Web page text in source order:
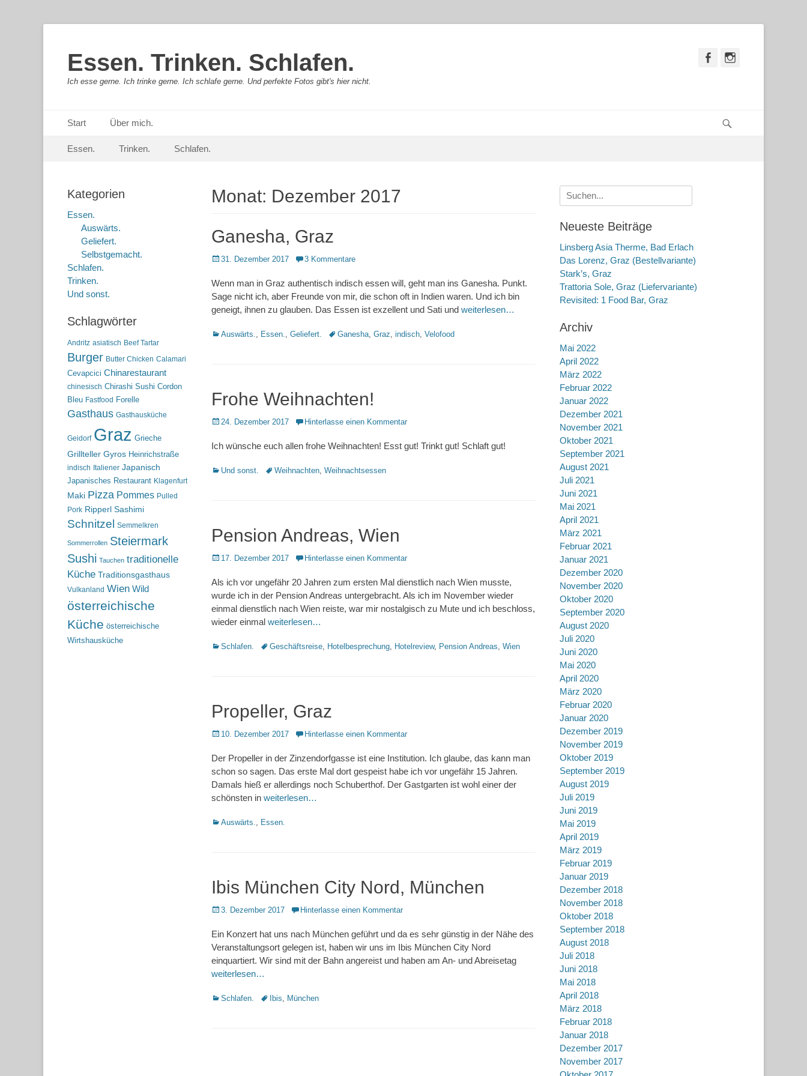
Essen. Trinken. Schlafen.
Ich esse gerne. Ich trinke gerne. Ich schlafe gerne. Und perfekte Fotos gibt's hier nicht.
Facebook
Primäres Menü
zum
Start Über mich.
Sekundär-Menü
zum
Essen. Trinken. Schlafen.
Monat: Dezember 2017
Ganesha, Graz
Posted
31. Dezember 2017 3 Kommentare
Wenn man in Graz authentisch indisch essen will, geht man ins Ganesha. Punkt.
Sage nicht ich, aber Freunde von mir, die schon oft in Indien waren. Und ich bin
geneigt, ihnen zu glauben. Das Essen ist exzellent und Sati und weiterlesen…
Kategorien
Auswärts., Essen., Geliefert. Schlagworte
Ganesha, Graz, indisch, Velofood
Frohe Weihnachten!
Posted
24. Dezember 2017 Hinterlasse einen Kommentar
Ich wünsche euch allen frohe Weihnachten! Esst gut! Trinkt gut! Schlaft gut!
Kategorien
Und sonst. Schlagworte
Weihnachten, Weihnachtsessen
Pension Andreas, Wien
Posted
17. Dezember 2017 Hinterlasse einen Kommentar
Als ich vor ungefähr 20 Jahren zum ersten Mal dienstlich nach Wien musste,
wurde ich in der Pension Andreas untergebracht. Als ich im November wieder
einmal dienstlich nach Wien reiste, war mir nostalgisch zu Mute und ich beschloss,
wieder einmal weiterlesen…
Kategorien
Schlafen. Schlagworte
Geschäftsreise, Hotelbesprechung, Hotelreview, Pension Andreas, Wien
Propeller, Graz
Posted
10. Dezember 2017 Hinterlasse einen Kommentar
Der Propeller in der Zinzendorfgasse ist eine Institution. Ich glaube, das kann man
schon so sagen. Das erste Mal dort gespeist habe ich vor ungefähr 15 Jahren.
Damals hieß er allerdings noch Schuberthof. Der Gastgarten ist wohl einer der
schönsten in weiterlesen…
Kategorien
Auswärts., Essen.
Ibis München City Nord, München
Posted
3. Dezember 2017 Hinterlasse einen Kommentar
Ein Konzert hat uns nach München geführt und da es sehr günstig in der Nähe des
Veranstaltungsort gelegen ist, haben wir uns im Ibis München City Nord
einquartiert. Wir sind mit der Bahn angereist und haben am An- und Abreisetag
weiterlesen…
Kategorien
Schlafen. Schlagworte
Ibis, München
Suche
nach:
Neueste Beiträge
Linsberg Asia Therme, Bad Erlach
Das Lorenz, Graz (Bestellvariante)
Stark’s, Graz
Trattoria Sole, Graz (Liefervariante)
Revisited: 1 Food Bar, Graz
Archiv
Mai 2022
April 2022
März 2022
Februar 2022
Januar 2022
Dezember 2021
November 2021
Oktober 2021
September 2021
August 2021
Juli 2021
Juni 2021
Mai 2021
April 2021
März 2021
Februar 2021
Januar 2021
Dezember 2020
November 2020
Oktober 2020
September 2020
August 2020
Juli 2020
Juni 2020
Mai 2020
April 2020
März 2020
Februar 2020
Januar 2020
Dezember 2019
November 2019
Oktober 2019
September 2019
August 2019
Juli 2019
Juni 2019
Mai 2019
April 2019
März 2019
Februar 2019
Januar 2019
Dezember 2018
November 2018
Oktober 2018
September 2018
August 2018
Juli 2018
Juni 2018
Mai 2018
April 2018
März 2018
Februar 2018
Januar 2018
Dezember 2017
November 2017
Kategorien
Essen.
Auswärts.
Geliefert.
Selbstgemacht.
Schlafen.
Trinken.
Und sonst.
Schlagwörter
Andritz asiatisch Beef Tartar
Burger Butter Chicken Calamari
Cevapcici Chinarestaurant
chinesisch Chirashi Sushi Cordon
Bleu Fastfood Forelle
Gasthaus Gasthausküche
Geidorf Graz Grieche
Grillteller Gyros Heinrichstraße
indisch Italiener Japanisch
Japanisches Restaurant Klagenfurt
Maki Pizza Pommes Pulled
Pork Ripperl Sashimi
Schnitzel Semmelkren
Sommerrollen Steiermark
Sushi Tauchen traditionelle
Küche Traditionsgasthaus
Vulkanland Wien Wild
österreichische
Küche österreichische
Wirtshausküche